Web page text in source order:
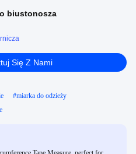
biustonosza
Się Z Nami
#miarka do odzieży